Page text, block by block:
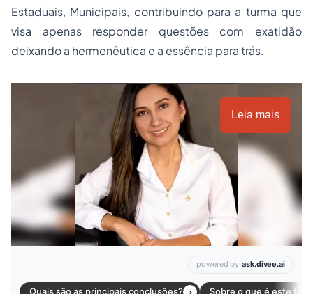
Estaduais, Municipais, contribuindo para a turma que
visa apenas responder questões com exatidão
deixando a hermenêutica e a essência para trás.
Leia mais